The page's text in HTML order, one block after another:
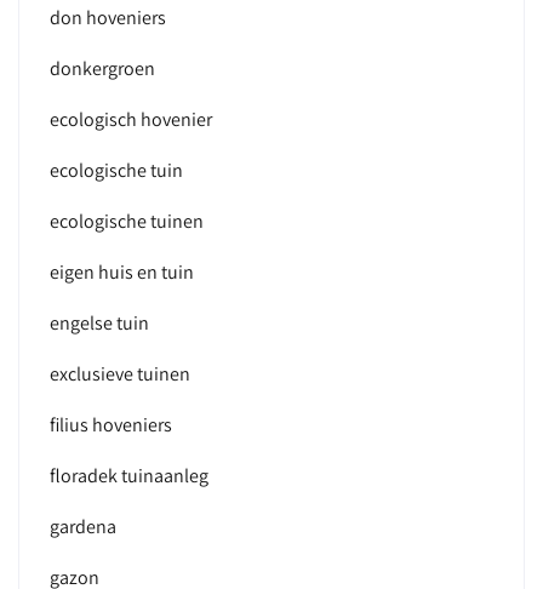
don hoveniers
donkergroen
ecologisch hovenier
ecologische tuin
ecologische tuinen
eigen huis en tuin
engelse tuin
exclusieve tuinen
filius hoveniers
floradek tuinaanleg
gardena
gazon